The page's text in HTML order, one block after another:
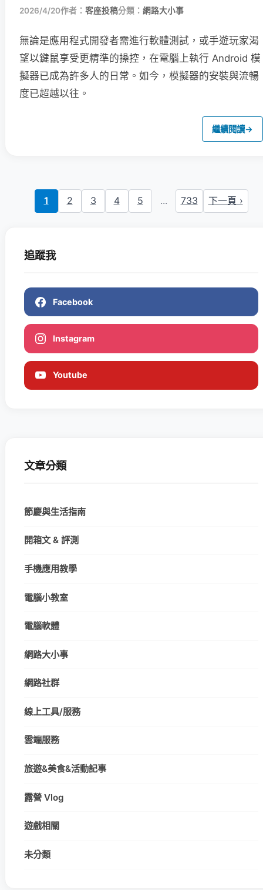
2026/4/20作者： 客座投稿分類： 網路大小事
無論是應用程式開發者需進行軟體測試，或手遊玩家渴
望以鍵鼠享受更精準的操控，在電腦上執行 Android 模
擬器已成為許多人的日常。如今，模擬器的安裝與流暢
度已超越以往。
繼續閱讀→
1 2 3 4 5 ... 733 下一頁 ›
追蹤我
Facebook
Instagram
Youtube
文章分類
節慶與生活指南
開箱文 & 評測
手機應用教學
電腦小教室
電腦軟體
網路大小事
網路社群
線上工具/服務
雲端服務
旅遊&美食&活動記事
露營 Vlog
遊戲相關
未分類